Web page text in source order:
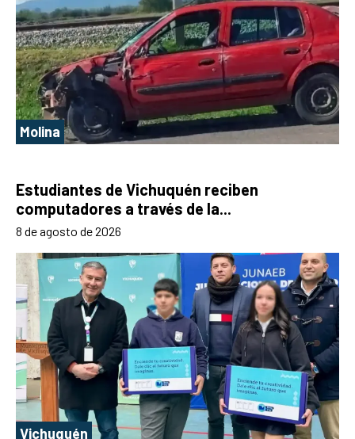
Molina
Estudiantes de Vichuquén reciben
computadores a través de la...
8 de agosto de 2026
Vichuquén